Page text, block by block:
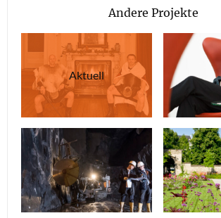
Andere Projekte
Aktuell